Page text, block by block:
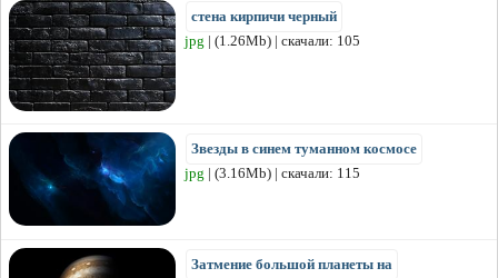
стена кирпичи черный
jpg | (1.26Mb) | скачали: 105
Звезды в синем туманном космосе
jpg | (3.16Mb) | скачали: 115
Затмение большой планеты на